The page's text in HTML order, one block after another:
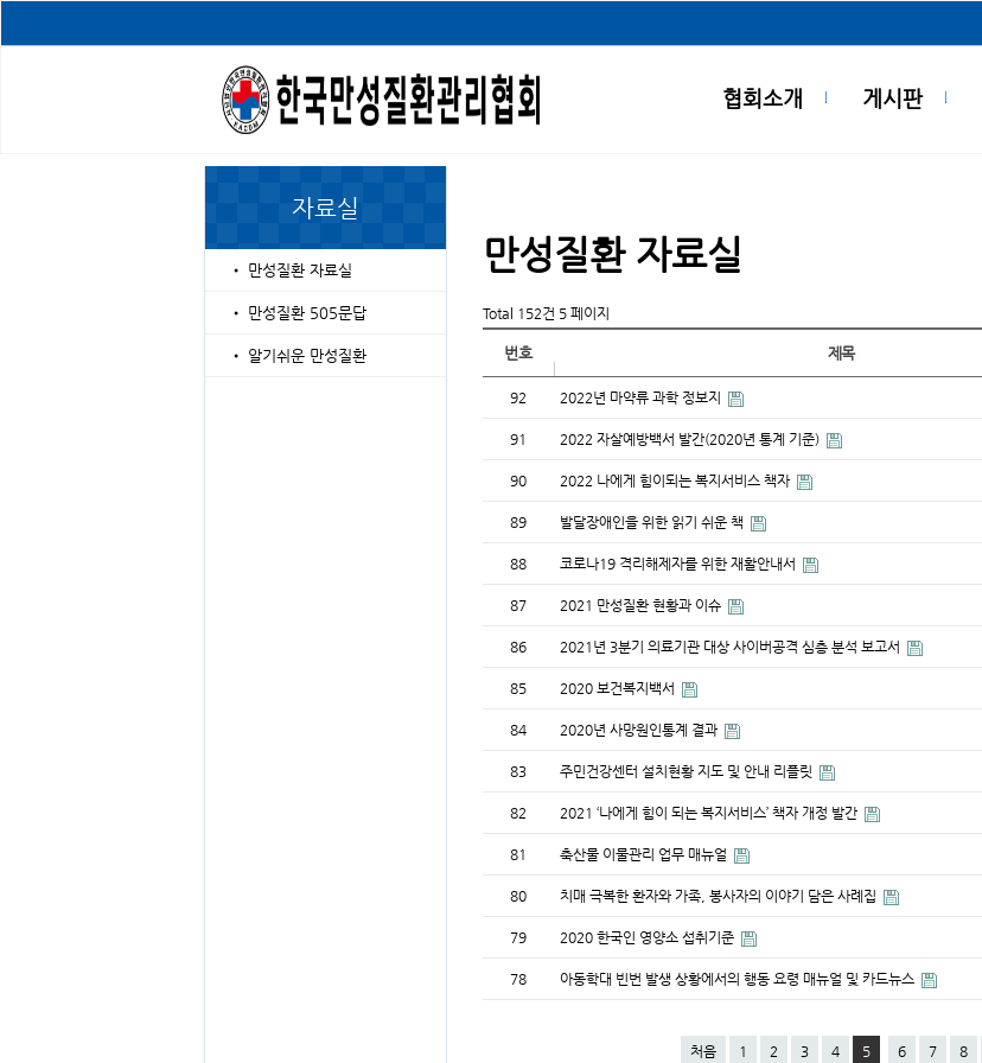
협회소개 게시판
자료실
• 만성질환 자료실
• 만성질환 505문답
• 알기쉬운 만성질환
만성질환 자료실
Total 152건 5 페이지
번호 제목
92 2022년 마약류 과학 정보지
91 2022 자살예방백서 발간(2020년 통계 기준)
90 2022 나에게 힘이되는 복지서비스 책자
89 발달장애인을 위한 읽기 쉬운 책
88 코로나19 격리해제자를 위한 재활안내서
87 2021 만성질환 현황과 이슈
86 2021년 3분기 의료기관 대상 사이버공격 심층 분석 보고서
85 2020 보건복지백서
84 2020년 사망원인통계 결과
83 주민건강센터 설치현황 지도 및 안내 리플릿
82 2021 ‘나에게 힘이 되는 복지서비스’ 책자 개정 발간
81 축산물 이물관리 업무 매뉴얼
80 치매 극복한 환자와 가족, 봉사자의 이야기 담은 사례집
79 2020 한국인 영양소 섭취기준
78 아동학대 빈번 발생 상황에서의 행동 요령 매뉴얼 및 카드뉴스
처음 1 2 3 4 5 6 7 8